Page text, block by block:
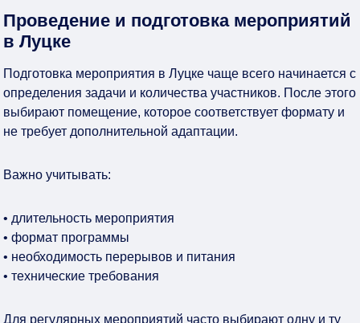
Проведение и подготовка мероприятий
в Луцке
Подготовка мероприятия в Луцке чаще всего начинается с
определения задачи и количества участников. После этого
выбирают помещение, которое соответствует формату и
не требует дополнительной адаптации.
Важно учитывать:
• длительность мероприятия
• формат программы
• необходимость перерывов и питания
• технические требования
Для регулярных мероприятий часто выбирают одну и ту